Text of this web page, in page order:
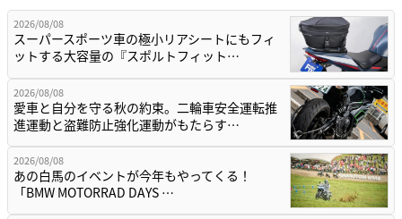
2026/08/08
スーパースポーツ車の極小リアシートにもフィ
ットする大容量の『スポルトフィット…
2026/08/08
愛車と自分を守る秋の約束。二輪車安全運転推
進運動と盗難防止強化運動がもたらす…
2026/08/08
あの白馬のイベントが今年もやってくる！
「BMW MOTORRAD DAYS …